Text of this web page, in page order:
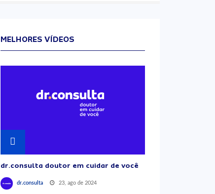
MELHORES VÍDEOS
dr.consulta doutor em cuidar de você
dr.consulta 23, ago de 2024